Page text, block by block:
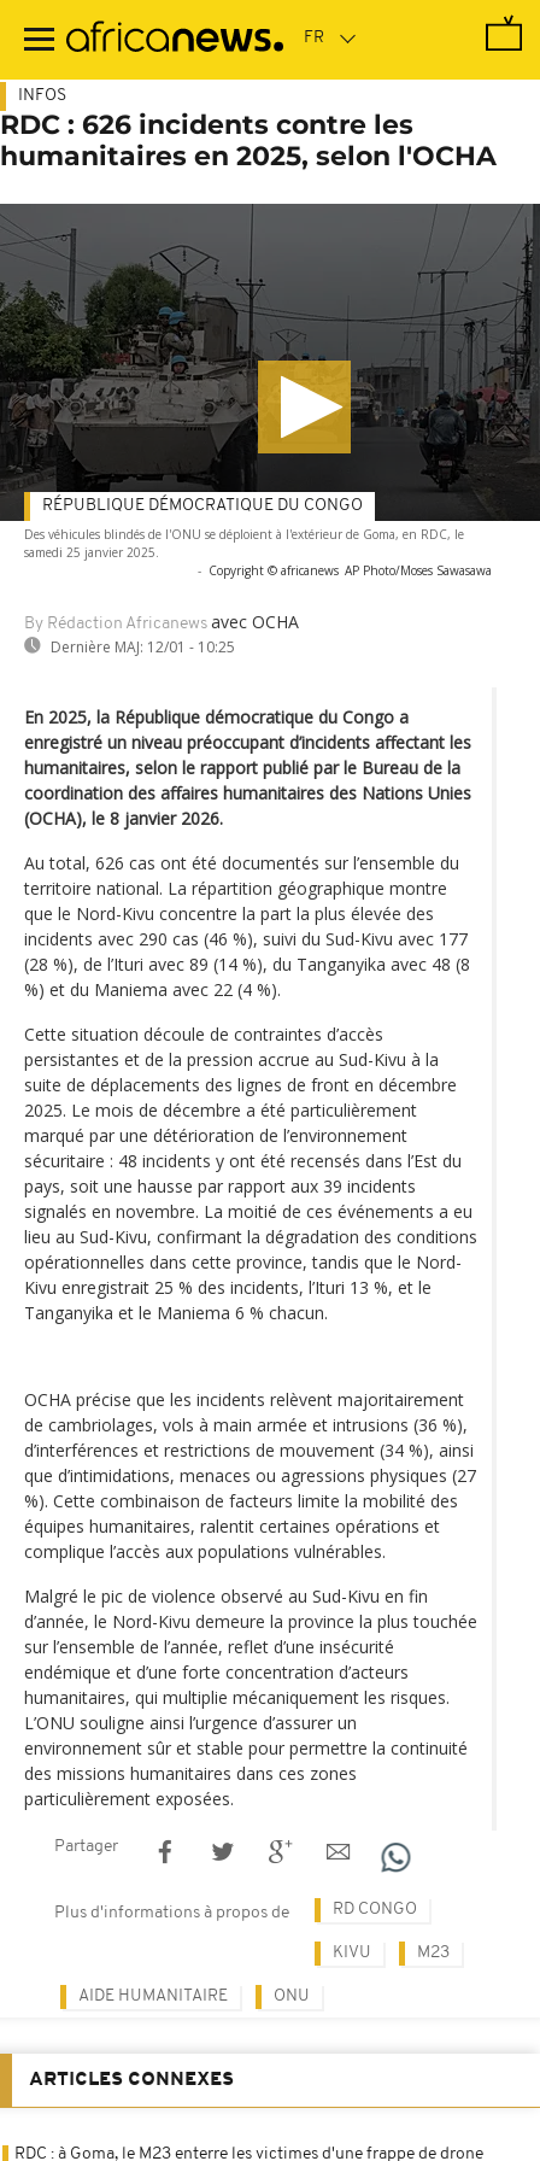
contenu
INFOS
RDC : 626 incidents contre les
humanitaires en 2025, selon l'OCHA
Des véhicules blindés de l'ONU se déploient à l'extérieur de Goma, en RDC, le
samedi 25 janvier 2025.
- Copyright © africanews AP Photo/Moses Sawasawa
By Rédaction Africanews avec OCHA
Dernière MAJ: 12/01 - 10:25
RÉPUBLIQUE DÉMOCRATIQUE DU CONGO
En 2025, la République démocratique du Congo a
enregistré un niveau préoccupant d’incidents affectant les
humanitaires, selon le rapport publié par le Bureau de la
coordination des affaires humanitaires des Nations Unies
(OCHA), le 8 janvier 2026.
Au total, 626 cas ont été documentés sur l’ensemble du
territoire national. La répartition géographique montre
que le Nord-Kivu concentre la part la plus élevée des
incidents avec 290 cas (46 %), suivi du Sud-Kivu avec 177
(28 %), de l’Ituri avec 89 (14 %), du Tanganyika avec 48 (8
%) et du Maniema avec 22 (4 %).
Cette situation découle de contraintes d’accès
persistantes et de la pression accrue au Sud-Kivu à la
suite de déplacements des lignes de front en décembre
2025. Le mois de décembre a été particulièrement
marqué par une détérioration de l’environnement
sécuritaire : 48 incidents y ont été recensés dans l’Est du
pays, soit une hausse par rapport aux 39 incidents
signalés en novembre. La moitié de ces événements a eu
lieu au Sud-Kivu, confirmant la dégradation des conditions
opérationnelles dans cette province, tandis que le Nord-
Kivu enregistrait 25 % des incidents, l’Ituri 13 %, et le
Tanganyika et le Maniema 6 % chacun.
OCHA précise que les incidents relèvent majoritairement
de cambriolages, vols à main armée et intrusions (36 %),
d’interférences et restrictions de mouvement (34 %), ainsi
que d’intimidations, menaces ou agressions physiques (27
%). Cette combinaison de facteurs limite la mobilité des
équipes humanitaires, ralentit certaines opérations et
complique l’accès aux populations vulnérables.
Malgré le pic de violence observé au Sud-Kivu en fin
d’année, le Nord-Kivu demeure la province la plus touchée
sur l’ensemble de l’année, reflet d’une insécurité
endémique et d’une forte concentration d’acteurs
humanitaires, qui multiplie mécaniquement les risques.
L’ONU souligne ainsi l’urgence d’assurer un
environnement sûr et stable pour permettre la continuité
des missions humanitaires dans ces zones
particulièrement exposées.
Partager
Plus d'informations à propos de RD CONGO
KIVU M23
AIDE HUMANITAIRE ONU
ARTICLES CONNEXES
RDC : à Goma, le M23 enterre les victimes d'une frappe de drone